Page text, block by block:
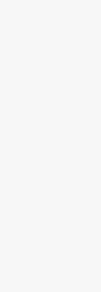
网页QQ（仅含